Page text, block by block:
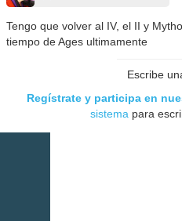
Tengo que volver al IV, el II y
tiempo de Ages ultimamente
Escribe
Regístrate y participa en
sistema para